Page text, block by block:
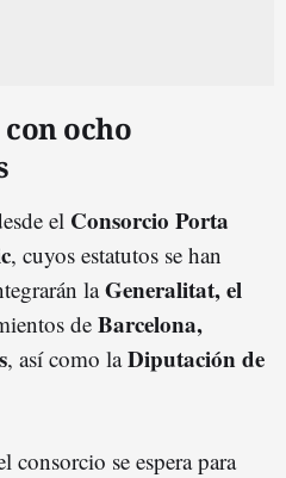
ocho
el Consorcio Porta
, cuyos estatutos se han
laGeneralitat, el
de Barcelona,
, así como laDiputación de
consorcio se espera para